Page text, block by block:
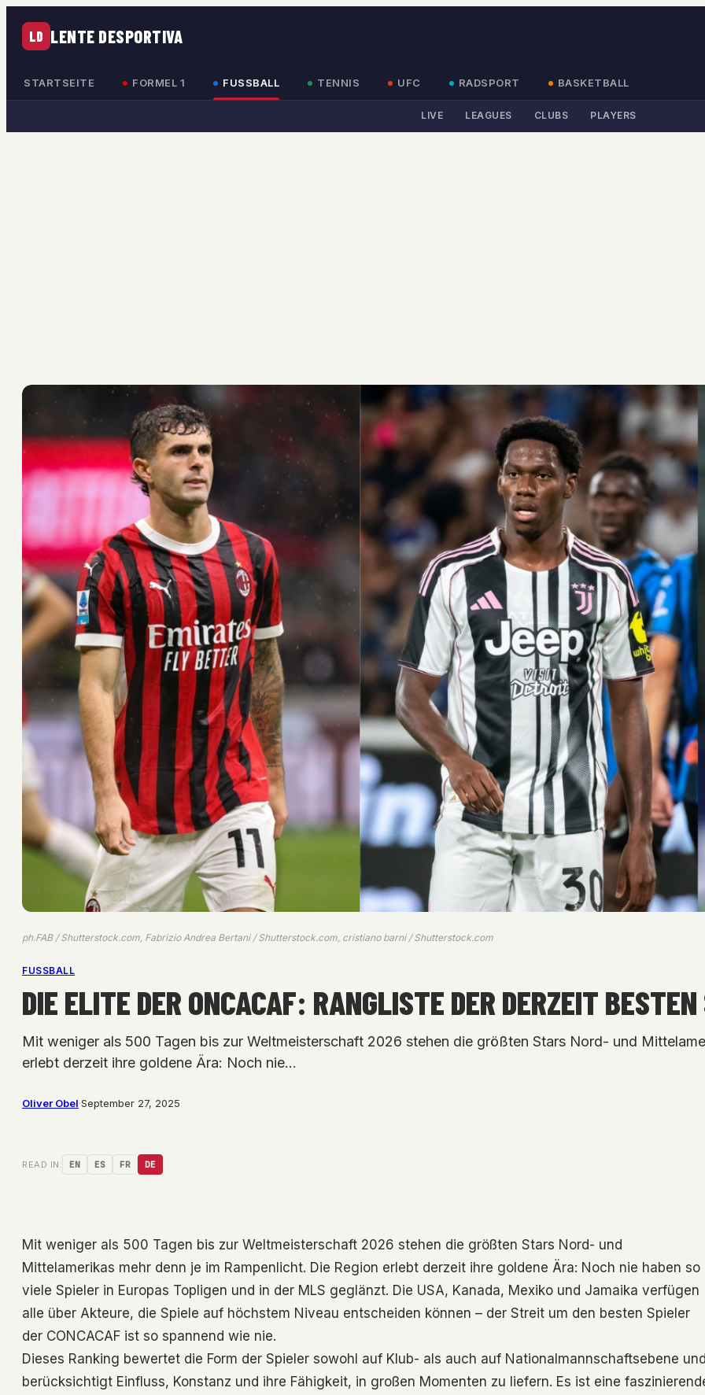
LD LENTE DESPORTIVA
STARTSEITE FORMEL 1 FUSSBALL TENNIS UFC RADSPORT BASKETBALL
LIVE LEAGUES CLUBS PLAYERS
ph.FAB / Shutterstock.com, Fabrizio Andrea Bertani / Shutterstock.com, cristiano barni / Shutterstock.com
FUSSBALL
DIE ELITE DER ONCACAF: RANGLISTE DER DERZEIT
Mit weniger als 500 Tagen bis zur Weltmeisterschaft 2026 stehen die größten Stars Nord- und
erlebt derzeit ihre goldene Ära: Noch nie…
Oliver Obel·September 27, 2025
READ IN: EN ES FR DE
Mit weniger als 500 Tagen bis zur Weltmeisterschaft 2026 stehen die größten Stars Nord- und
Mittelamerikas mehr denn je im Rampenlicht. Die Region erlebt derzeit ihre goldene Ära: Noch nie haben so
viele Spieler in Europas Topligen und in der MLS geglänzt. Die USA, Kanada, Mexiko und Jamaika verfügen
alle über Akteure, die Spiele auf höchstem Niveau entscheiden können – der Streit um den besten Spieler
der CONCACAF ist so spannend wie nie.
Dieses Ranking bewertet die Form der Spieler sowohl auf Klub- als auch auf Nationalmannschaftsebene
berücksichtigt Einfluss, Konstanz und ihre Fähigkeit, in großen Momenten zu liefern. Es ist eine